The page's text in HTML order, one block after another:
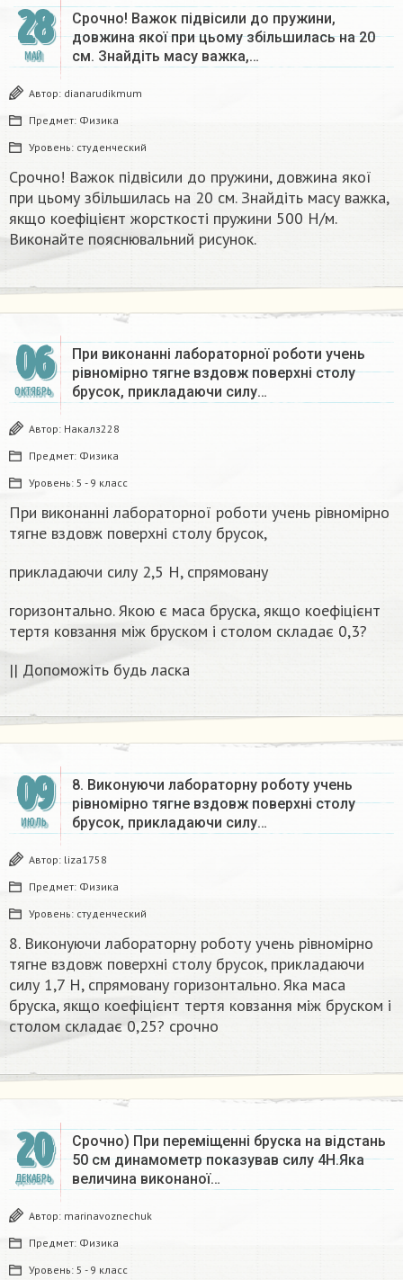
28
МАЙ
Срочно! Важок підвісили до пружини,
довжина якої при цьому збільшилась на 20
см. Знайдіть масу важка,…
Автор: dianarudikmum
Предмет: Физика
Уровень: студенческий
Срочно! Важок підвісили до пружини, довжина якої
при цьому збільшилась на 20 см. Знайдіть масу важка,
якщо коефіцієнт жорсткості пружини 500 Н/м.
Виконайте пояснювальний рисунок.​
06
ОКТЯБРЬ
При виконанні лабораторної роботи учень
рівномірно тягне вздовж поверхні столу
брусок, прикладаючи силу…
Автор: Накалз228
Предмет: Физика
Уровень: 5 - 9 класс
При виконанні лабораторної роботи учень рівномірно
тягне вздовж поверхні столу брусок,
прикладаючи силу 2,5 Н, спрямовану
горизонтально. Якою є маса бруска, якщо коефіцієнт
тертя ковзання між бруском і столом складає 0,3?
|| Допоможіть будь ласка
09
ИЮЛЬ
8. Виконуючи лабораторну роботу учень
рівномірно тягне вздовж поверхні столу
брусок, прикладаючи силу…
Автор: liza1758
Предмет: Физика
Уровень: студенческий
8. Виконуючи лабораторну роботу учень рівномірно
тягне вздовж поверхні столу брусок, прикладаючи
силу 1,7 H, спрямовану горизонтально. Яка маса
бруска, якщо коефіцієнт тертя ковзання між бруском і
столом складає 0,25? срочно
20
ДЕКАБРЬ
Срочно) При переміщенні бруска на відстань
50 см динамометр показував силу 4H.Яка
величина виконаної…
Автор: marinavoznechuk
Предмет: Физика
Уровень: 5 - 9 класс